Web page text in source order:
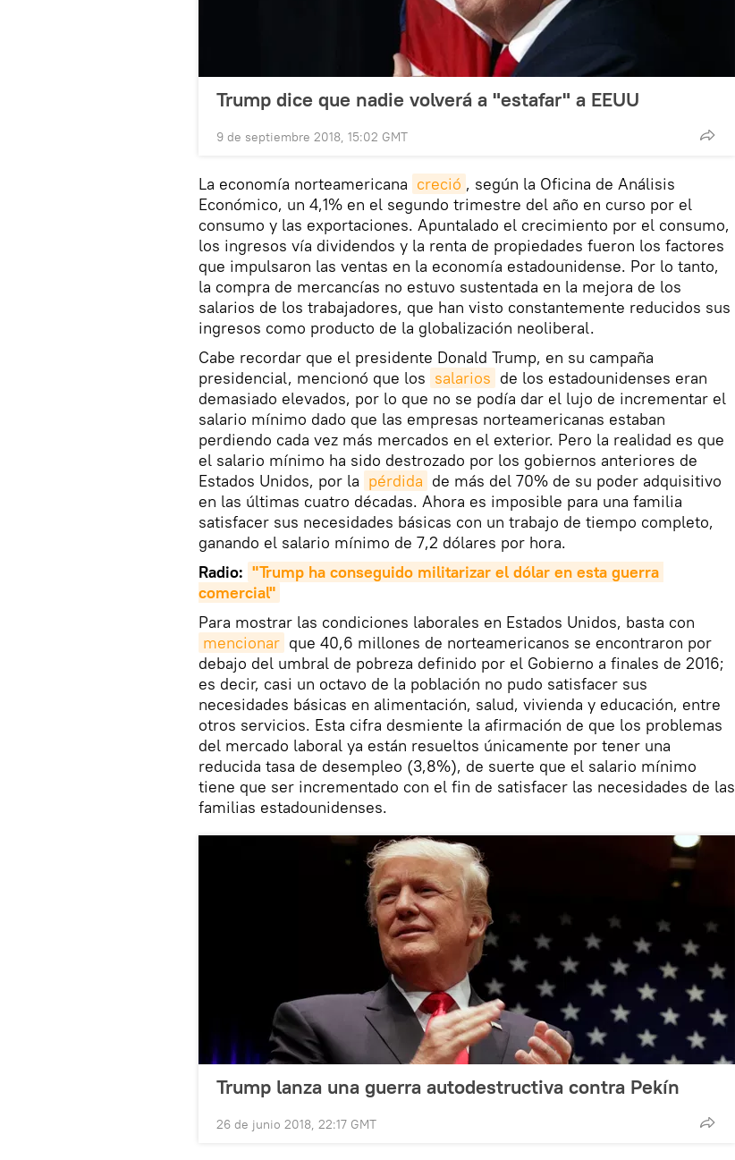
Trump dice que nadie volverá a "estafar" a EEUU
9 de septiembre 2018, 15:02 GMT
La economía norteamericana creció , según la Oficina de Análisis
Económico, un 4,1% en el segundo trimestre del año en curso por el
consumo y las exportaciones. Apuntalado el crecimiento por el consumo,
los ingresos vía dividendos y la renta de propiedades fueron los factores
que impulsaron las ventas en la economía estadounidense. Por lo tanto,
la compra de mercancías no estuvo sustentada en la mejora de los
salarios de los trabajadores, que han visto constantemente reducidos sus
ingresos como producto de la globalización neoliberal.
Cabe recordar que el presidente Donald Trump, en su campaña
presidencial, mencionó que los salarios de los estadounidenses eran
demasiado elevados, por lo que no se podía dar el lujo de incrementar el
salario mínimo dado que las empresas norteamericanas estaban
perdiendo cada vez más mercados en el exterior. Pero la realidad es que
el salario mínimo ha sido destrozado por los gobiernos anteriores de
Estados Unidos, por la pérdida de más del 70% de su poder adquisitivo
en las últimas cuatro décadas. Ahora es imposible para una familia
satisfacer sus necesidades básicas con un trabajo de tiempo completo,
ganando el salario mínimo de 7,2 dólares por hora.
Radio: "Trump ha conseguido militarizar el dólar en esta guerra
comercial"
Para mostrar las condiciones laborales en Estados Unidos, basta con
mencionar que 40,6 millones de norteamericanos se encontraron por
debajo del umbral de pobreza definido por el Gobierno a finales de 2016;
es decir, casi un octavo de la población no pudo satisfacer sus
necesidades básicas en alimentación, salud, vivienda y educación, entre
otros servicios. Esta cifra desmiente la afirmación de que los problemas
del mercado laboral ya están resueltos únicamente por tener una
reducida tasa de desempleo (3,8%), de suerte que el salario mínimo
tiene que ser incrementado con el fin de satisfacer las necesidades de las
familias estadounidenses.
Trump lanza una guerra autodestructiva contra Pekín
26 de junio 2018, 22:17 GMT